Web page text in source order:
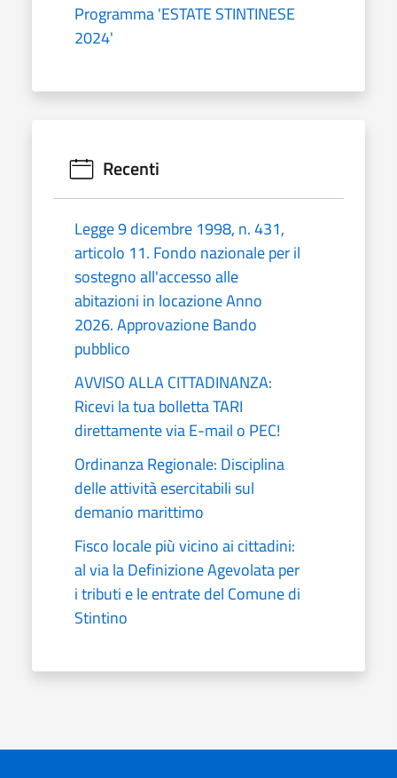
Programma 'ESTATE STINTINESE
2024'
Recenti
Legge 9 dicembre 1998, n. 431,
articolo 11. Fondo nazionale per il
sostegno all'accesso alle
abitazioni in locazione Anno
2026. Approvazione Bando
pubblico
AVVISO ALLA CITTADINANZA:
Ricevi la tua bolletta TARI
direttamente via E-mail o PEC!
Ordinanza Regionale: Disciplina
delle attività esercitabili sul
demanio marittimo
Fisco locale più vicino ai cittadini:
al via la Definizione Agevolata per
i tributi e le entrate del Comune di
Stintino